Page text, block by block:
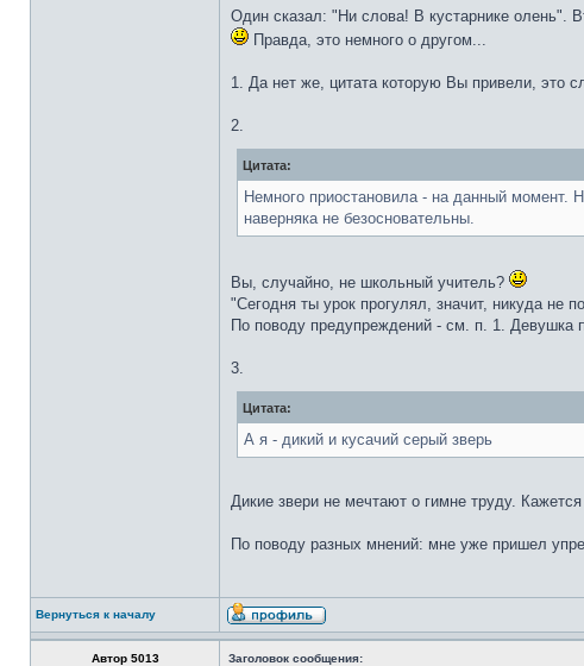
Один сказал: "Ни слова! В кустарнике олень".
Правда, это немного о другом...
1. Да нет же, цитата которую Вы привели, это
2.
Цитата:
Немного приостановила - на данный
наверняка не безосновательны.
Вы, случайно, не школьный учитель?
"Сегодня ты урок прогулял, значит, никуда не
По поводу предупреждений - см. п. 1. Девушка
3.
Цитата:
А я - дикий и кусачий серый зверь
Дикие звери не мечтают о гимне труду.
По поводу разных мнений: мне уже пришел
Вернуться к началу
Автор 5013 Заголовок сообщения: